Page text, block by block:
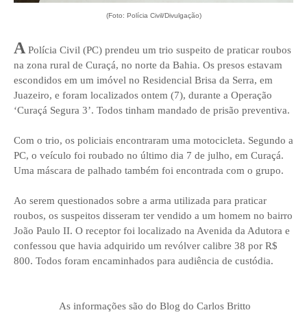
(Foto: Polícia Civil/Divulgação)
A Polícia Civil (PC) prendeu um trio suspeito de praticar roubos
na zona rural de Curaçá, no norte da Bahia. Os presos estavam
escondidos em um imóvel no Residencial Brisa da Serra, em
Juazeiro, e foram localizados ontem (7), durante a Operação
‘Curaçá Segura 3’. Todos tinham mandado de prisão preventiva.
Com o trio, os policiais encontraram uma motocicleta. Segundo a
PC, o veículo foi roubado no último dia 7 de julho, em Curaçá.
Uma máscara de palhado também foi encontrada com o grupo.
Ao serem questionados sobre a arma utilizada para praticar
roubos, os suspeitos disseram ter vendido a um homem no bairro
João Paulo II. O receptor foi localizado na Avenida da Adutora e
confessou que havia adquirido um revólver calibre 38 por R$
800. Todos foram encaminhados para audiência de custódia.
As informações são do Blog do Carlos Britto